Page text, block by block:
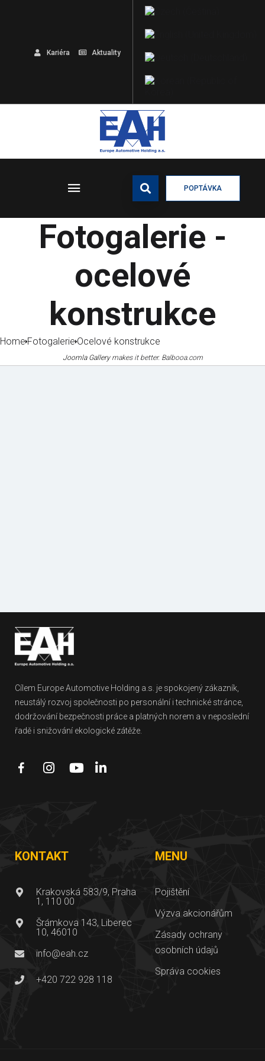
Kariéra Aktuality
POPTÁVKA
Fotogalerie -
ocelové
konstrukce
Home Fotogalerie Ocelové konstrukce
Joomla Gallerymakes it better. Balbooa.com
Cílem Europe Automotive Holding a.s. je spokojený zákazník,
neustálý rozvoj společnosti po personální i technické stránce,
dodržování bezpečnosti práce a platných norem a v neposlední
řadě i snižování ekologické zátěže.
KONTAKT
Krakovská 583/9, Praha
1, 110 00
Šrámkova 143, Liberec
10, 46010
info@eah.cz
+420 722 928 118
MENU
Pojištění
Výzva akcionářům
Zásady ochrany
osobních údajů
Správa cookies